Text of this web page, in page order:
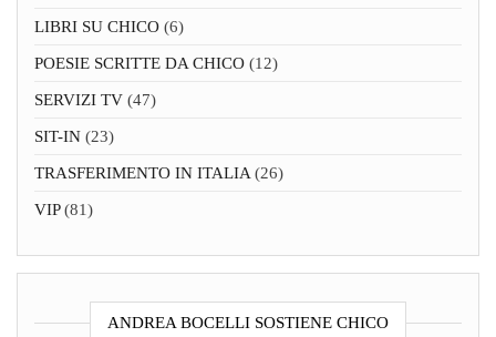
LIBRI SU CHICO (6)
POESIE SCRITTE DA CHICO (12)
SERVIZI TV (47)
SIT-IN (23)
TRASFERIMENTO IN ITALIA (26)
VIP(81)
ANDREA BOCELLI SOSTIENE CHICO